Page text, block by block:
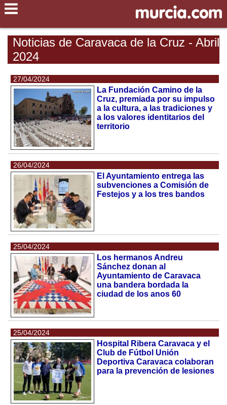
Noticias de Caravaca de la Cruz - Abril
2024
27/04/2024
La Fundación Camino de la
Cruz, premiada por su impulso
a la cultura, a las tradiciones y
a los valores identitarios del
territorio
26/04/2024
El Ayuntamiento entrega las
subvenciones a Comisión de
Festejos y a los tres bandos
25/04/2024
Los hermanos Andreu
Sánchez donan al
Ayuntamiento de Caravaca
una bandera bordada la
ciudad de los anos 60
25/04/2024
Hospital Ribera Caravaca y el
Club de Fútbol Unión
Deportiva Caravaca colaboran
para la prevención de lesiones